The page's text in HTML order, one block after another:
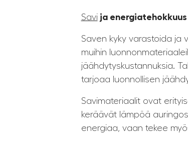
Savi ja energiatehokkuus
Saven kyky varastoida ja
muihin
jäähdytyskustannuksia.
tarjoaa luonnollisen
Savimateriaalit ovat
keräävät lämpöä
energiaa, vaan tekee